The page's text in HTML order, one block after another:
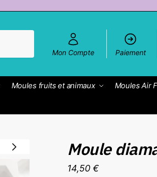
Mon Compte
Paiement
Moules fruits et animaux Moules Air
Moule
14,50€